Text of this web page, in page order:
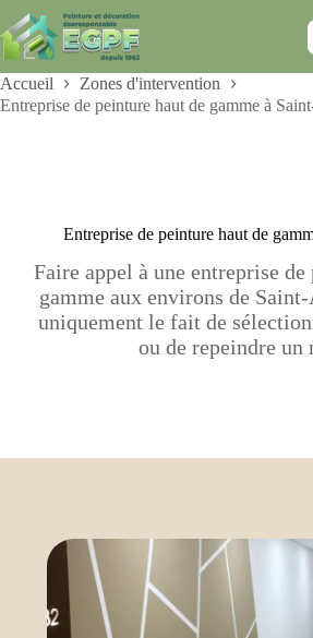
au
contenu
Accueil
Zones d'intervention
Entreprise de peinture haut de gamme à
Entreprise de peinture haut de
Faire appel à une entreprise
gamme aux environs de Saint-
uniquement le fait de
ou de repeindre un